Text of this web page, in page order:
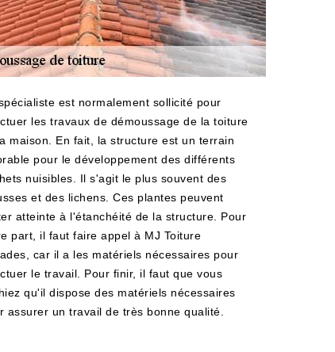
est normalement sollicité pour
les travaux de démoussage de la toiture
maison. En fait, la structure est un terrain
pour le développement des différents
nuisibles. Il s'agit le plus souvent des
et des lichens. Ces plantes peuvent
atteinte à l'étanchéité de la structure. Pour
part, il faut faire appel à MJ Toiture
car il a les matériels nécessaires pour
le travail. Pour finir, il faut que vous
qu'il dispose des matériels nécessaires
assurer un travail de très bonne qualité.